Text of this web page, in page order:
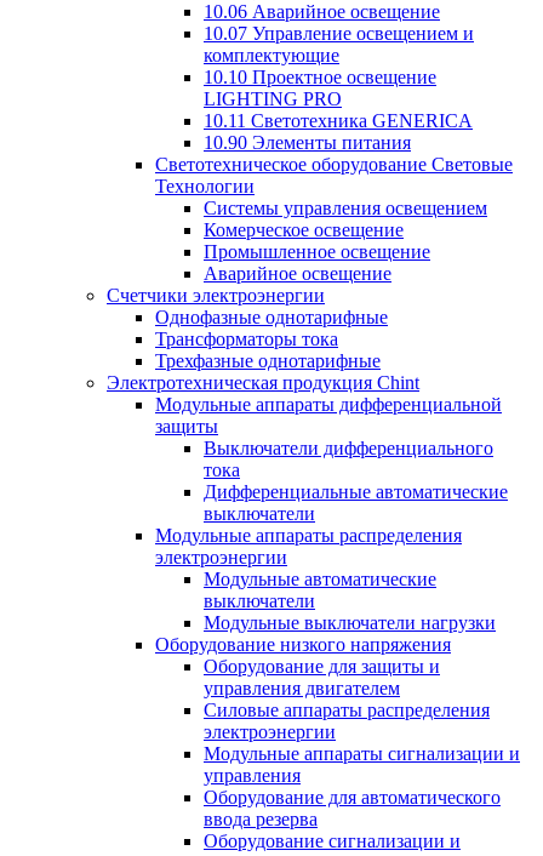
10.06 Аварийное освещение
10.07 Управление освещением и
комплектующие
10.10 Проектное освещение
LIGHTING PRO
10.11 Светотехника GENERICA
10.90 Элементы питания
Светотехническое оборудование Световые
Технологии
Системы управления освещением
Комерческое освещение
Промышленное освещение
Аварийное освещение
Счетчики электроэнергии
Однофазные однотарифные
Трансформаторы тока
Трехфазные однотарифные
Электротехническая продукция Chint
Модульные аппараты дифференциальной
защиты
Выключатели дифференциального
тока
Дифференциальные автоматические
выключатели
Модульные аппараты распределения
электроэнергии
Модульные автоматические
выключатели
Модульные выключатели нагрузки
Оборудование низкого напряжения
Оборудование для защиты и
управления двигателем
Силовые аппараты распределения
электроэнергии
Модульные аппараты сигнализации и
управления
Оборудование для автоматического
ввода резерва
Оборудование сигнализации и